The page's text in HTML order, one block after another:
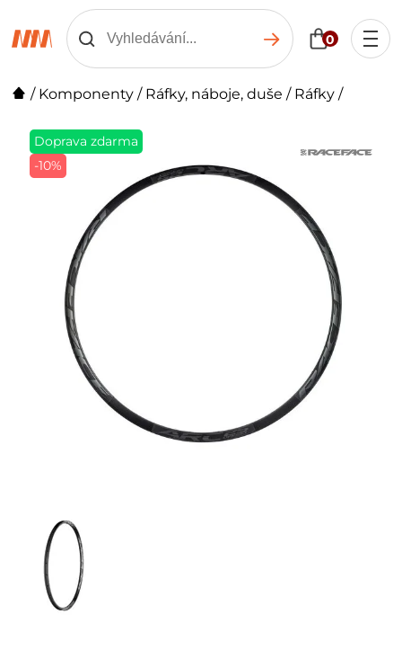
0
/ Komponenty / Ráfky, náboje, duše / Ráfky /
Doprava zdarma
-10%